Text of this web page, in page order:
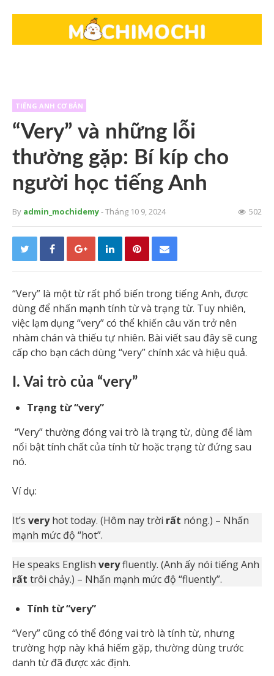
TIẾNG ANH CƠ BẢN
“Very” và những lỗi
thường gặp: Bí kíp cho
người học tiếng Anh
By admin_mochidemy- Tháng 10 9, 2024 502
“Very” là một từ rất phổ biến trong tiếng Anh, được
dùng để nhấn mạnh tính từ và trạng từ. Tuy nhiên,
việc lạm dụng “very” có thể khiến câu văn trở nên
nhàm chán và thiếu tự nhiên. Bài viết sau đây sẽ cung
cấp cho bạn cách dùng “very” chính xác và hiệu quả.
I. Vai trò của “very”
Trạng từ “very”
“Very” thường đóng vai trò là trạng từ, dùng để làm
nổi bật tính chất của tính từ hoặc trạng từ đứng sau
nó.
Ví dụ:
It’s veryhot today. (Hôm nay trời rất nóng.) – Nhấn
mạnh mức độ “hot”.
He speaks English veryfluently. (Anh ấy nói tiếng Anh
rất trôi chảy.) – Nhấn mạnh mức độ “fluently”.
Tính từ “very”
“Very” cũng có thể đóng vai trò là tính từ, nhưng
trường hợp này khá hiếm gặp, thường dùng trước
danh từ đã được xác định.